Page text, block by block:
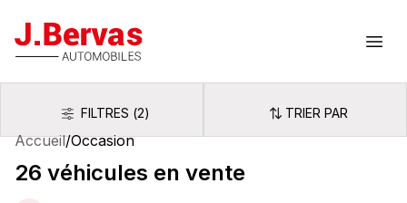
J.Bervas
FiltresFILTRES (2) Trier par
TRIER PAR
Accueil/Occasion
26 véhicules en vente